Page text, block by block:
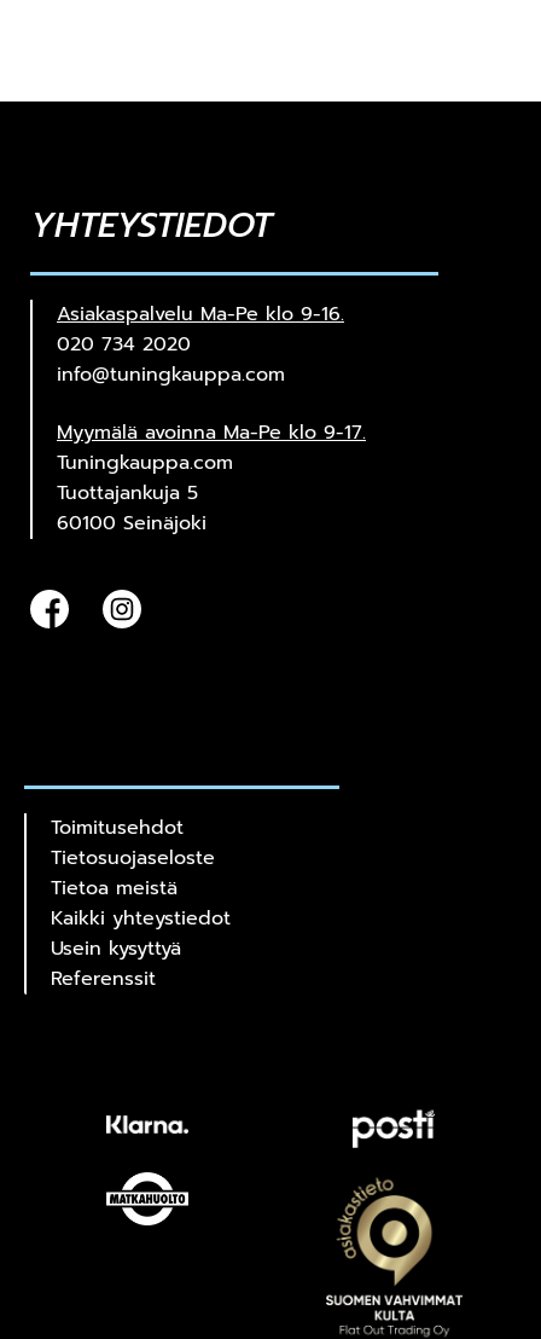
YHTEYSTIEDOT
Asiakaspalvelu Ma-Pe klo 9-16.
020 734 2020
info@tuningkauppa.com
Myymälä avoinna Ma-Pe klo 9-17.
Tuningkauppa.com
Tuottajankuja 5
60100 Seinäjoki
Toimitusehdot
Tietosuojaseloste
Tietoa meistä
Kaikki yhteystiedot
Usein kysyttyä
Referenssit